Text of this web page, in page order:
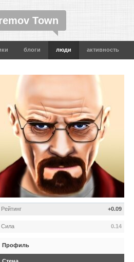
Town
блоги люди активность
Рейтинг +0.09
Сила 0.14
Профиль